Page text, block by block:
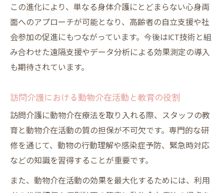
メリットとデメリットから考える訪問介護
の運用
訪問介護ならではの動物介在活動の魅力
訪問介護で実感する動物介在活動の独自性
動物介在療法と訪問介護が織りなす心の交
流
訪問介護だからこそできる動物介在活動の
工夫
AAAとの違いを活かした訪問介護の動物介在
活動
この進化により、単なる身体介護にとどまらない心身両
面へのアプローチが可能となり、高齢者の自立支援や社
会参加の促進にもつながっています。今後はICT技術と組
み合わせた遠隔支援やデータ分析による効果測定の導入
も期待されています。
訪問介護における動物介在活動と教育の役割
訪問介護に動物介在療法を取り入れる際、スタッフの教
育と動物介在活動の質の担保が不可欠です。専門的な研
修を通じて、動物の行動理解や感染症予防、緊急時対応
などの知識を習得することが重要です。
また、動物介在活動の効果を最大化するためには、利用